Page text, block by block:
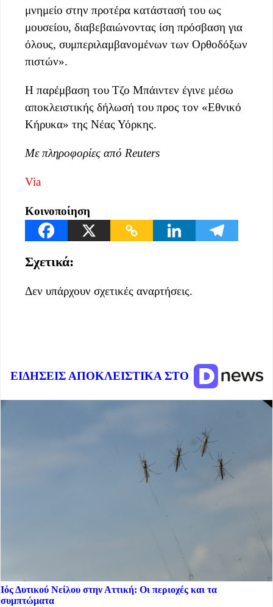
μνημείο στην προτέρα κατάστασή του ως
μουσείου, διαβεβαιώνοντας ίση πρόσβαση για
όλους, συμπεριλαμβανομένων των Ορθοδόξων
πιστών».
Η παρέμβαση του Τζο Μπάιντεν έγινε μέσω
αποκλειστικής δήλωσή του προς τον «Εθνικό
Κήρυκα» της Νέας Υόρκης.
Με πληροφορίες από Reuters
Via
Κοινοποίηση
Σχετικά:
Δεν υπάρχουν σχετικές αναρτήσεις.
ΕΙΔΗΣΕΙΣ ΑΠΟΚΛΕΙΣΤΙΚΑ ΣΤΟ
Ιός Δυτικού Νείλου στην Αττική: Οι περιοχές και τα
συμπτώματα